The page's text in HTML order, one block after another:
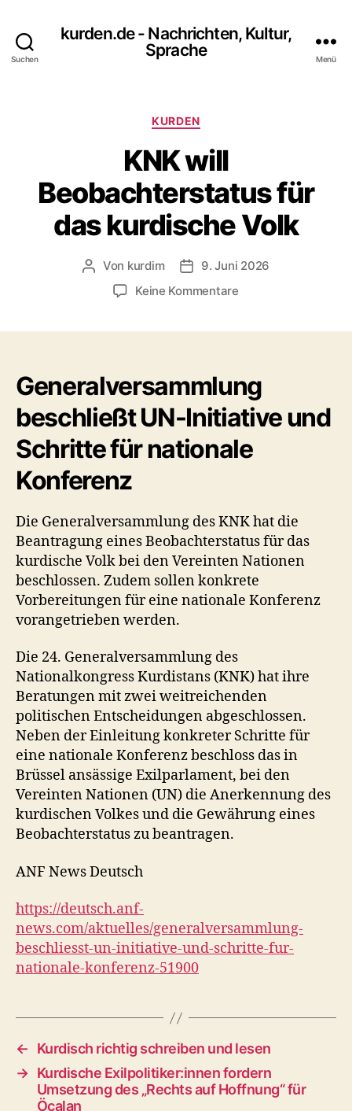
Suchen
kurden.de - Nachrichten, Kultur,
Sprache
Menü
Kategorien
KURDEN
KNK will
Beobachterstatus für
das kurdische Volk
Beitragsautor
Von kurdim Veröffentlichungsdatum
9. Juni 2026
Keine Kommentarezu
kurdische
Volk
Generalversammlung
beschließt UN-Initiative und
Schritte für nationale
Konferenz
Die Generalversammlung des KNK hat die
Beantragung eines Beobachterstatus für das
kurdische Volk bei den Vereinten Nationen
beschlossen. Zudem sollen konkrete
Vorbereitungen für eine nationale Konferenz
vorangetrieben werden.
Die 24. Generalversammlung des
Nationalkongress Kurdistans (KNK) hat ihre
Beratungen mit zwei weitreichenden
politischen Entscheidungen abgeschlossen.
Neben der Einleitung konkreter Schritte für
eine nationale Konferenz beschloss das in
Brüssel ansässige Exilparlament, bei den
Vereinten Nationen (UN) die Anerkennung des
kurdischen Volkes und die Gewährung eines
Beobachterstatus zu beantragen.
ANF News Deutsch
https://deutsch.anf-
news.com/aktuelles/generalversammlung-
beschliesst-un-initiative-und-schritte-fur-
nationale-konferenz-51900
←
Kurdisch richtig schreiben und lesen
→ Kurdische Exilpolitiker:innen fordern
Umsetzung des „Rechts auf Hoffnung“ für
Öcalan